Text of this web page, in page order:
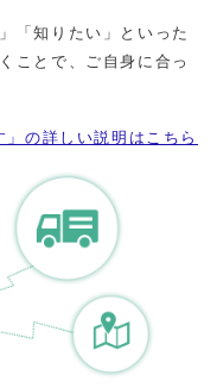
「知りたい」といった
ことで、ご自身に合っ
」の詳しい説明はこちら